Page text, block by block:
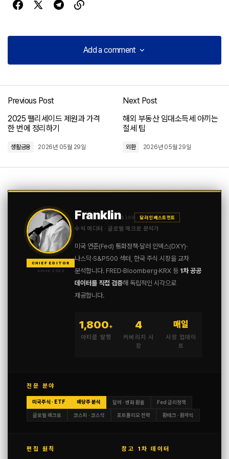
Add a comment
Add a comment
Previous Post
2025 팰리세이드 제원과 가격
한 번에 정리하기
생활금융 2026년 05월 29일
Next Post
해외 부동산 임대소득세 아끼는
절세 팁
외환 2026년 05월 29일
CHIEF EDITOR
since 2020
Franklin$100 달러 인베스트먼트
수석 에디터 · 글로벌 매크로 분석가
미국 연준(Fed) 통화정책·달러 인덱스(DXY)·
나스닥·S&P500 섹터, 한국 주식 시장을 교차
분석합니다. FRED·Bloomberg·KRX 등 1차 공공
데이터를 직접 검증해 독립적인 시각으로
제공합니다.
1,800+
아티클 발행
4
커버리지 시
장
매일
시장 업데이
트
전문 분야
미국주식 · ETF 배당주 분석 달러 · 엔화 환율 Fed 금리정책
글로벌 매크로 코스피 · 코스닥 포트폴리오 전략 환테크 · 환차익
편집 원칙 참고 1차 데이터